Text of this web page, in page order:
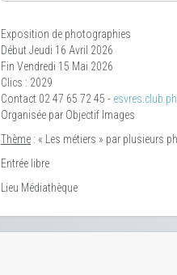
Exposition de photographies
Début Jeudi 16 Avril 2026
Fin Vendredi 15 Mai 2026
Clics : 2029
Contact 02 47 65 72 45 -
Organisée par Objectif Images
Thème : « Les métiers » par plusieurs
Entrée libre
Lieu Médiathèque